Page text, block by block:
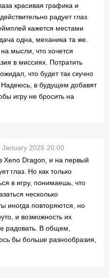
красивая графика и
радует глаз.
кажется местами
одна, механика та же.
мысли, что хочется
в миссиях. Потратить
что будет так скучно
Надеюсь, в будущем добавят
игру не бросить на
January 2026 20:00
Xeno Dragon, и на первый
глаз. Но как только
в игру, понимаешь, что
несколько
иногда повторяются, но
и возможность их
радовать. В общем,
бы больше разнообразия,